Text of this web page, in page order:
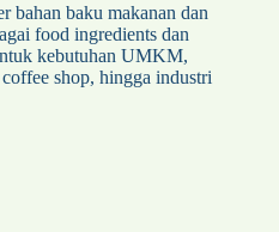
bahan baku makanan dan
food ingredients dan
kebutuhan UMKM,
shop, hingga industri